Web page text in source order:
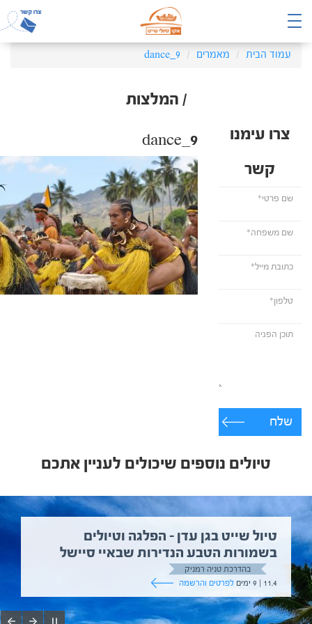
עמוד הבית מאמרים dance_9
/ המלצות
צרו עימנו
קשר
שלח
dance_9
טיולים נוספים שיכולים לעניין אתכם
טיול שייט בגן עדן – הפלגה וטיולים
בשמורות הטבע הנדירות שבאיי סיישל
בהדרכת טניה רמניק
11.4 | 9 ימים
לפרטים והרשמה